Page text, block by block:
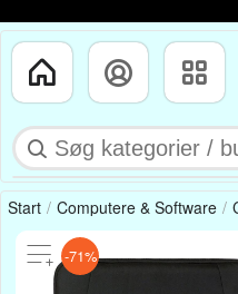
Start Computere & Software
-71%